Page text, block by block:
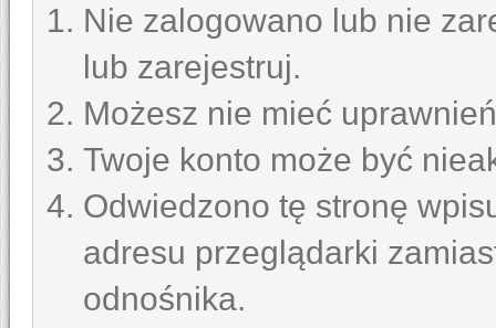
Nie zalogowano lub nie
lub zarejestruj.
Możesz nie mieć
Twoje konto może być
Odwiedzono tę stronę
adresu przeglądarki
odnośnika.